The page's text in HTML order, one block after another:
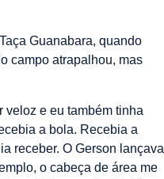
Guanabara, quando
campo atrapalhou, mas
veloz e eu também tinha
a bola. Recebia a
receber. O Gerson lançava
o cabeça de área me